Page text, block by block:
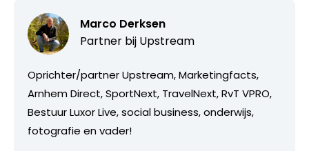
Marco Derksen
Partner bij Upstream
Oprichter/partner Upstream, Marketingfacts,
Arnhem Direct, SportNext, TravelNext, RvT VPRO,
Bestuur Luxor Live, social business, onderwijs,
fotografie en vader!